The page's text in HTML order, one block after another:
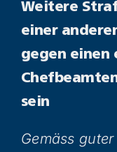
Weitere
einer
gegen einen
sein
Gemäss